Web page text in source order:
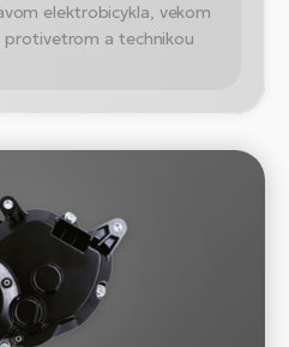
elektrobicykla, vekom
a technikou